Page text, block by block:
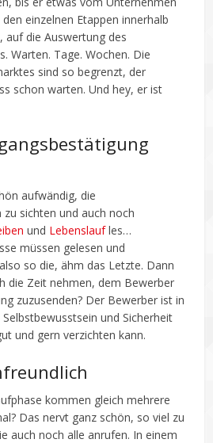
einzelnen Etappen innerhalb
auf die Auswertung des
Warten. Tage. Wochen. Die
sind so begrenzt, der
schon warten. Und hey, er ist
aufwändig, die
sichten und auch noch
und Lebenslaufles…
müssen gelesen und
so die, ähm das Letzte. Dann
die Zeit nehmen, dem Bewerber
zuzusenden? Der Bewerber ist in
und Sicherheit
und gern verzichten kann.
kommen gleich mehrere
Das nervt ganz schön, so viel zu
auch noch alle anrufen. In einem